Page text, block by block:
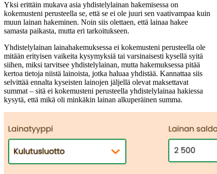
Yksi erittäin mukava asia yhdistelylainan hakemisessa on
kokemusteni perusteella se, että se ei ole juuri sen vaativampaa kuin
muun lainan hakeminen. Noin siis olettaen, että lainaa hakee
samasta paikasta, mutta eri tarkoitukseen.
Yhdistelylainan lainahakemuksessa ei kokemusteni perusteella ole
mitään erityisen vaikeita kysymyksiä tai varsinaisesti kysellä syitä
siihen, miksi tarvitsee yhdistelylainan, mutta hakemuksessa pitää
kertoa tietoja niistä lainoista, jotka haluaa yhdistää. Kannattaa siis
selvittää ennalta kyseisten lainojen jäljellä olevat maksettavat
summat – sitä ei kokemusteni perusteella yhdistelylainaa hakiessa
kysytä, että mikä oli minkäkin lainan alkuperäinen summa.